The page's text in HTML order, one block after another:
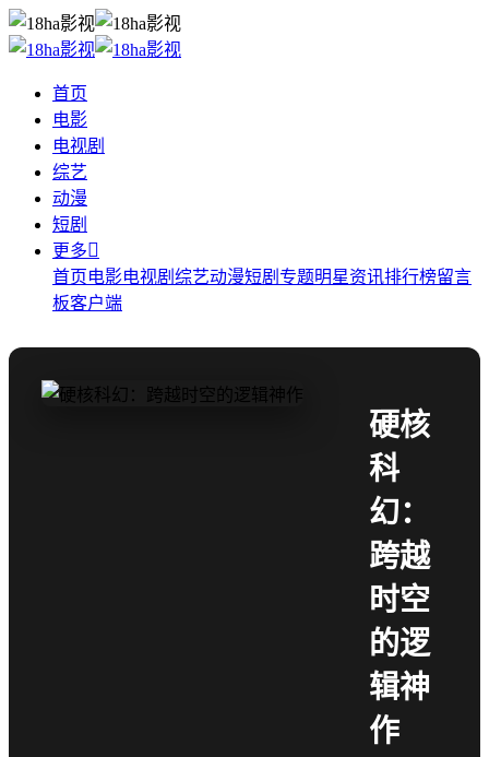
首页
电影
电视剧
综艺
动漫
短剧
更多
首页电影电视剧 综艺动漫短剧 专题明星资讯排行榜留言
板客户端
硬核
科
幻：
跨越
时空
的逻
辑神
作